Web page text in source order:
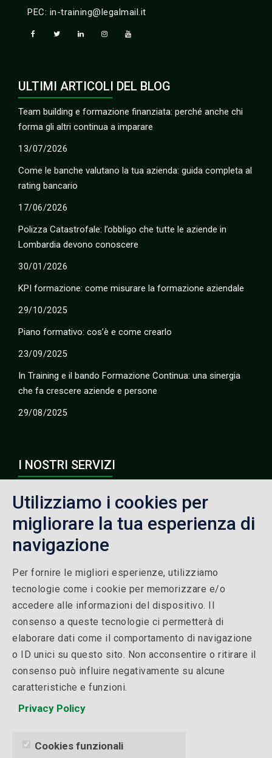
PEC: in-training@legalmail.it
ULTIMI ARTICOLI DEL BLOG
Team building e formazione finanziata: perché anche chi
forma gli altri continua a imparare
13/07/2026
Come le banche valutano la tua azienda: guida completa al
rating bancario
17/06/2026
Polizza Catastrofale: l’obbligo che tutte le aziende in
Lombardia devono conoscere
30/01/2026
KPI formazione: come misurare la formazione aziendale
29/10/2025
Piano formativo: cos’è e come crearlo
23/09/2025
In Training e il bando Formazione Continua: una sinergia
che fa crescere aziende e persone
29/08/2025
I NOSTRI SERVIZI
Corsi di Formazione
Formazione Finanziata
Formazione Finanziata Brescia
QUALITÀ
Politica della qualità
Certificazione ISO 9001
Ente Accreditato Reg. Lombardia N° Iscriz. Albo: 1436
del 09/07/2024
Whistleblowing
L.124/17
Utilizziamo i cookies per
migliorare la tua esperienza di
navigazione
Per fornire le migliori esperienze, utilizziamo
tecnologie come i cookie per memorizzare e/o
accedere alle informazioni del dispositivo. Il
consenso a queste tecnologie ci permetterà di
elaborare dati come il comportamento di navigazione
o ID unici su questo sito. Non acconsentire o ritirare il
consenso può influire negativamente su alcune
caratteristiche e funzioni.
Privacy Policy
Cookies funzionali